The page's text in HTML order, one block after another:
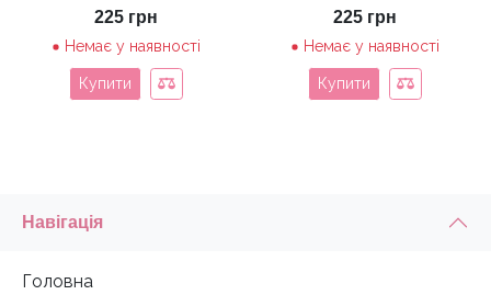
225 грн
Немає у наявності
Купити
225 грн
Немає у наявності
Купити
Навігація
Головна